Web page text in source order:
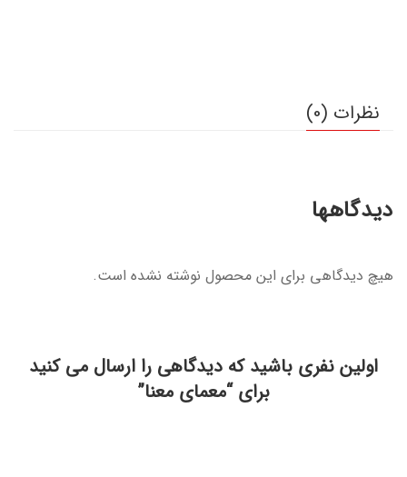
نظرات (0)
دیدگاهها
هیچ دیدگاهی برای این محصول نوشته نشده است.
اولین نفری باشید که دیدگاهی را ارسال می کنید
برای “معمای معنا”